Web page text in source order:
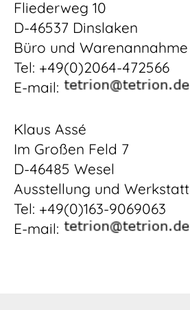
Fliederweg 10
D-46537 Dinslaken
Büro und Warenannahme
Tel: +49(0)2064-472566
E-mail:
Klaus Assé
Im Großen Feld 7
D-46485 Wesel
Ausstellung und Werkstatt
Tel: +49(0)163-9069063
E-mail: